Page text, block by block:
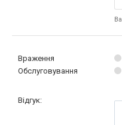
Враження
Обслуговування
Відгук: